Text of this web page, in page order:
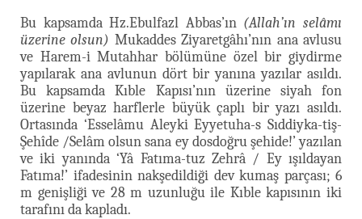
Bu kapsamda Hz.Ebulfazl Abbas’ın (Allah’ın selâmı
üzerine olsun) Mukaddes Ziyaretgâhı’nın ana avlusu
ve Harem-i Mutahhar bölümüne özel bir giydirme
yapılarak ana avlunun dört bir yanına yazılar asıldı.
Bu kapsamda Kıble Kapısı’nın üzerine siyah fon
üzerine beyaz harflerle büyük çaplı bir yazı asıldı.
Ortasında ‘Esselâmu Aleyki Eyyetuha-s Sıddiyka-tiş-
Şehîde /Selâm olsun sana ey dosdoğru şehide!’ yazılan
ve iki yanında ‘Yâ Fatıma-tuz Zehrâ / Ey ışıldayan
Fatıma!’ ifadesinin nakşedildiği dev kumaş parçası; 6
m genişliği ve 28 m uzunluğu ile Kıble kapısının iki
tarafını da kapladı.